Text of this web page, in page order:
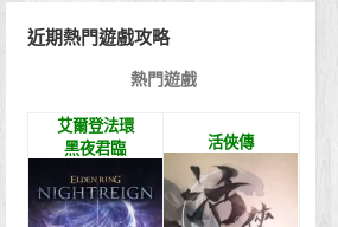
近期熱門遊戲攻略
熱門遊戲
艾爾登法環
黑夜君臨
活俠傳